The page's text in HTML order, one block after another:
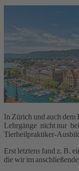
In Zürich und auch dem
Lehrgänge nicht nur bei
Tierheilpraktiker-
Erst letztens fand z. B.
die wir im